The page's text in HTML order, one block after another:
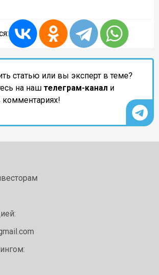
статью или вы эксперт в теме?
на наш телеграм-канал и